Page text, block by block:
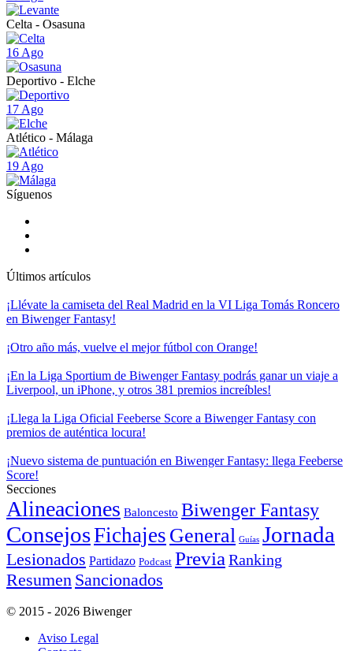
Celta - Osasuna
16 Ago
Deportivo - Elche
17 Ago
Atlético - Málaga
19 Ago
Síguenos
Últimos artículos
¡Llévate la camiseta del Real Madrid en la VI Liga Tomás Roncero
en Biwenger Fantasy!
¡Otro año más, vuelve el mejor fútbol con Orange!
¡En la Liga Sportium de Biwenger Fantasy podrás ganar un viaje a
Liverpool, un iPhone, y otros 381 premios increíbles!
¡Llega la Liga Oficial Feeberse Score a Biwenger Fantasy con
premios de auténtica locura!
¡Nuevo sistema de puntuación en Biwenger Fantasy: llega Feeberse
Score!
Secciones
Alineaciones Baloncesto Biwenger Fantasy
ConsejosFichajes General Guías Jornada
Lesionados Partidazo Podcast Previa Ranking
Resumen Sancionados
© 2015 - 2026 Biwenger
Aviso Legal